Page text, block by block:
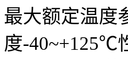
最大额定温度
度-40~+125℃